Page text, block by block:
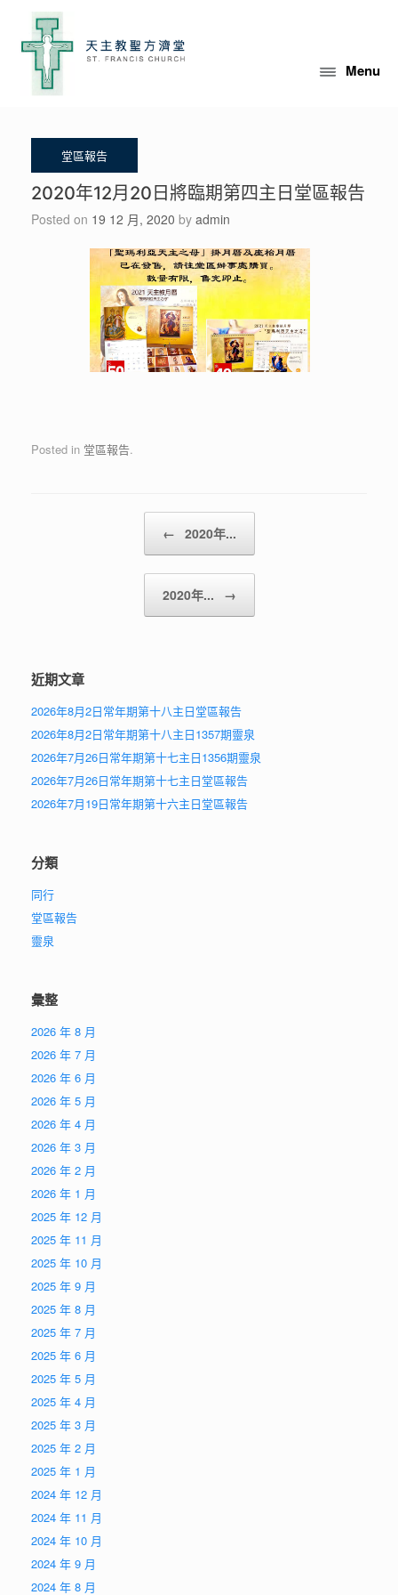
content
Menu
2020年12月20日將臨期第四主日堂區報告
Posted on 19 12 月, 2020 by admin
Posted in 堂區報告.
Post navigation
← 2020年...
2020年... →
近期文章
2026年8月2日常年期第十八主日堂區報告
2026年8月2日常年期第十八主日1357期靈泉
2026年7月26日常年期第十七主日1356期靈泉
2026年7月26日常年期第十七主日堂區報告
2026年7月19日常年期第十六主日堂區報告
分類
同行
堂區報告
靈泉
彙整
2026 年 8 月
2026 年 7 月
2026 年 6 月
2026 年 5 月
2026 年 4 月
2026 年 3 月
2026 年 2 月
2026 年 1 月
2025 年 12 月
2025 年 11 月
2025 年 10 月
2025 年 9 月
2025 年 8 月
2025 年 7 月
2025 年 6 月
2025 年 5 月
2025 年 4 月
2025 年 3 月
2025 年 2 月
2025 年 1 月
2024 年 12 月
2024 年 11 月
2024 年 10 月
2024 年 9 月
2024 年 8 月